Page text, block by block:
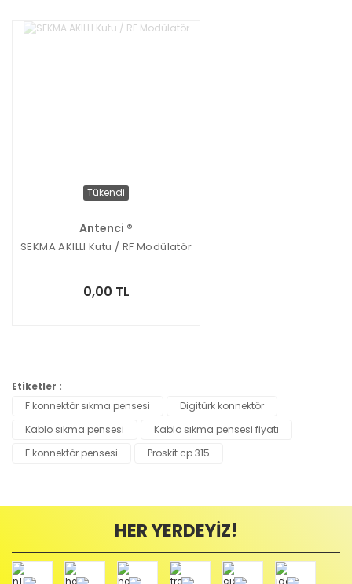
Tükendi
Antenci ®
SEKMA AKILLI Kutu / RF Modülatör
0,00 TL
Etiketler :
F konnektör sıkma pensesi
Digitürk konnektör
Kablo sıkma pensesi
Kablo sıkma pensesi fiyatı
F konnektör pensesi
Proskit cp 315
HER YERDEYİZ!